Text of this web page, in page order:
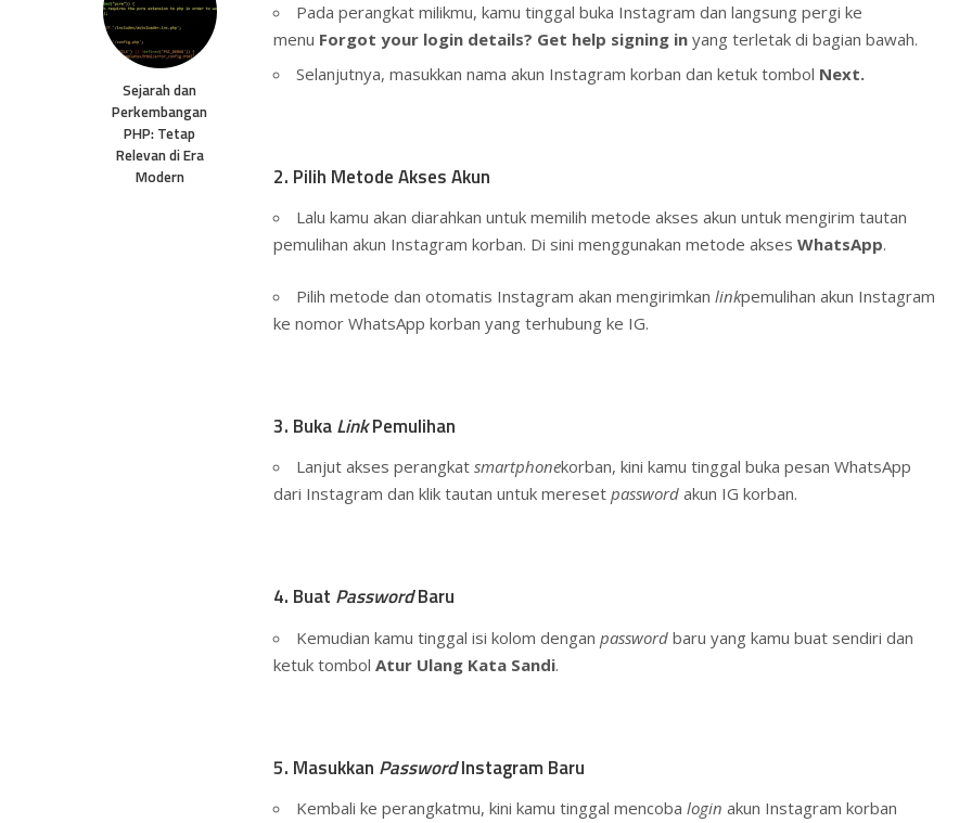
Sejarah dan
Perkembangan
PHP: Tetap
Relevan di Era
Modern
Pada perangkat milikmu, kamu tinggal buka Instagram dan langsung pergi ke
menu Forgot your login details? Get help signing in yang terletak di bagian bawah.
Selanjutnya, masukkan nama akun Instagram korban dan ketuk tombol Next.
2. Pilih Metode Akses Akun
Lalu kamu akan diarahkan untuk memilih metode akses akun untuk mengirim tautan
pemulihan akun Instagram korban. Di sini menggunakan metode akses WhatsApp.
Pilih metode dan otomatis Instagram akan mengirimkan linkpemulihan akun Instagram
ke nomor WhatsApp korban yang terhubung ke IG.
3. BukaLinkPemulihan
Lanjut akses perangkat smartphonekorban, kini kamu tinggal buka pesan WhatsApp
dari Instagram dan klik tautan untuk mereset password akun IG korban.
4. Buat PasswordBaru
Kemudian kamu tinggal isi kolom dengan password baru yang kamu buat sendiri dan
ketuk tombol Atur Ulang Kata Sandi.
5. Masukkan PasswordInstagram Baru
Kembali ke perangkatmu, kini kamu tinggal mencoba login akun Instagram korban